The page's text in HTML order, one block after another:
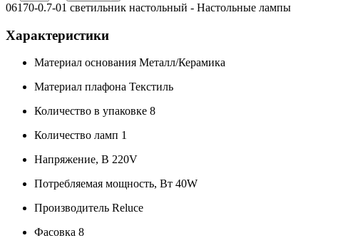
06170-0.7-01 светильник настольный - Настольные лампы
Характеристики
Материал основания Металл/Керамика
Материал плафона Текстиль
Количество в упаковке 8
Количество ламп 1
Напряжение, В 220V
Потребляемая мощность, Вт 40W
Производитель Reluce
Фасовка 8